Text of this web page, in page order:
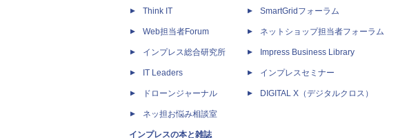
Think IT
Web担当者Forum
インプレス総合研究所
IT Leaders
ドローンジャーナル
ネッ担お悩み相談室
インプレスの本と雑誌
SmartGridフォーラム
ネットショップ担当者フォーラム
Impress Business Library
インプレスセミナー
DIGITAL X（デジタルクロス）